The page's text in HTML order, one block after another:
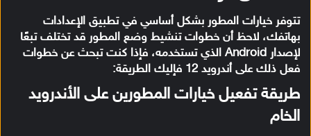
تتوفر خيارات المطور بشكل أساسي في تطبيق الإعدادات
بهاتفك، لاحظ أن خطوات تنشيط وضع المطور قد تختلف تبعًا
لإصدار Android الذي تستخدمه، فإذا كنت تبحث عن خطوات
فعل ذلك على أندرويد 12 فإليك الطريقة:
طريقة تفعيل خيارات المطورين على الأندرويد
الخام